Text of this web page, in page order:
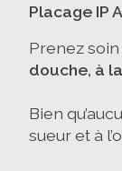
Placage IP
Prenez
douche, à
Bien
sueur et à